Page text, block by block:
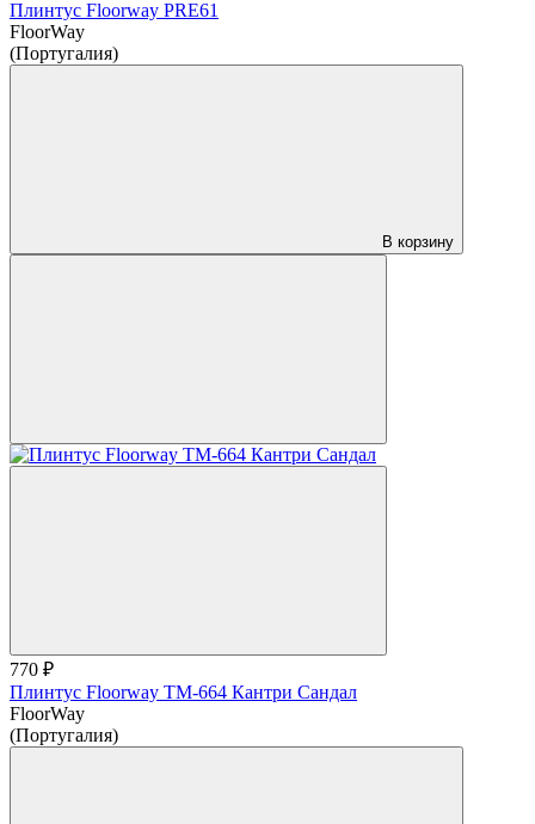
Плинтус Floorway PRE61
FloorWay
(Португалия)
В корзину
770 ₽
Плинтус Floorway ТМ-664 Кантри Сандал
FloorWay
(Португалия)